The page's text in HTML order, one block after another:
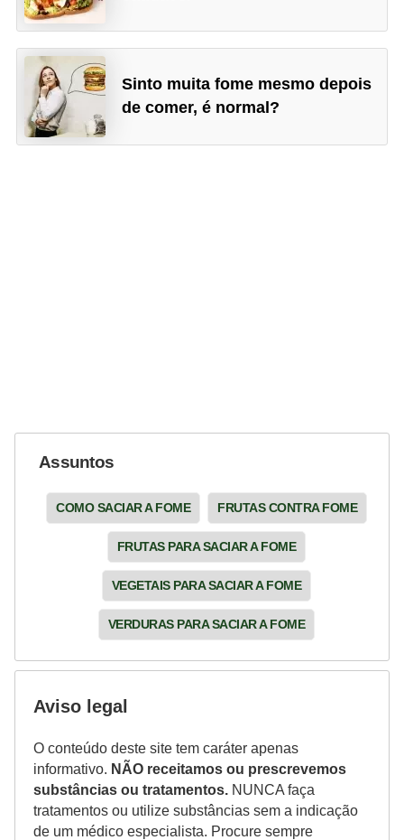
Sinto muita fome mesmo depois
de comer, é normal?
Assuntos
COMO SACIAR A FOME FRUTAS CONTRA FOME
FRUTAS PARA SACIAR A FOME
VEGETAIS PARA SACIAR A FOME
VERDURAS PARA SACIAR A FOME
Aviso legal
O conteúdo deste site tem caráter apenas
informativo. NÃO receitamos ou prescrevemos
substâncias ou tratamentos. NUNCA faça
tratamentos ou utilize substâncias sem a indicação
de um médico especialista. Procure sempre